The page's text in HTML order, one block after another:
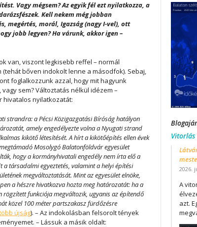
Vagy mégsem? Az egyik fél ezt nyilatkozza, a
Kell nekem még jobban
megértés, morál, Igazság (nagy I-vel), ott
jobb legyen? Ha várunk, akkor igen –
viszont legkisebb reffel – normál
bőven indokolt lenne a másodfok). Sebaj,
foglalkozzunk azzal, hogy mit hagyunk
sem? Változtatás nélkül idézem –
hivatalos nyilatkozatát:
strandra: a Pécsi Közigazgatási Bíróság hatályon
amely engedélyezte volna a Nyugati strand
kikötő létesítését. A hírt a kikötőépítés ellen évek
Mosolygó Balatonföldvár egyesület
hogy a kormányhivatali engedély nem írta elő a
társadalmi egyeztetés, valamint a helyi építési
megváltoztatását. Mint az egyesület elnöke,
a hészre hivatkozva hozta meg határozatát: ha a
funkciója megváltozik, ugyanis az építendő
közel 100 méter partszakasz fürdőzésre
újság). – Az indokolásban felsorolt tények
– Lássuk a másik oldalt:
2026.
A
azt.